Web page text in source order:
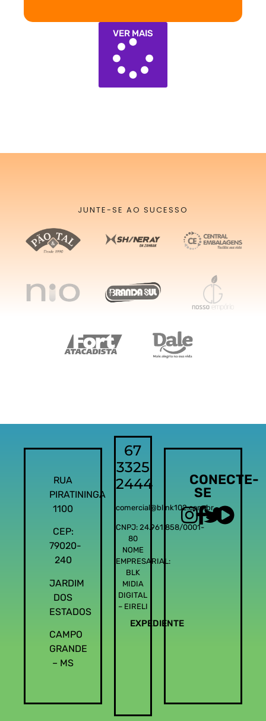
VER MAIS
JUNTE-SE AO SUCESSO
RUA
PIRATININGA
1100
CEP:
79020-
240
JARDIM
DOS
ESTADOS
CAMPO
GRANDE
– MS
67
3325
2444
comercial@blink102.com.br
CNPJ: 24.961.858/0001-
80
NOME
EMPRESARIAL:
BLK
MIDIA
DIGITAL
– EIRELI
EXPEDIENTE
CONECTE-
SE